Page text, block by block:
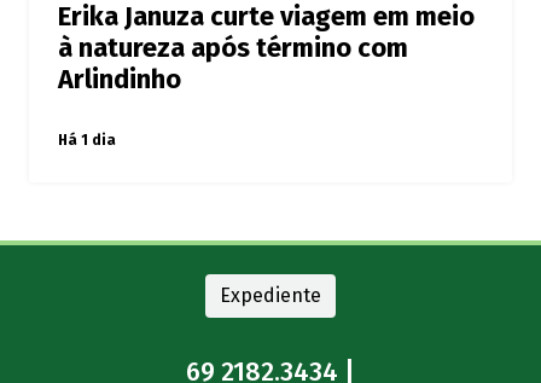
Erika Januza curte viagem em meio
à natureza após término com
Arlindinho
Há 1 dia
Expediente
69 2182.3434 |